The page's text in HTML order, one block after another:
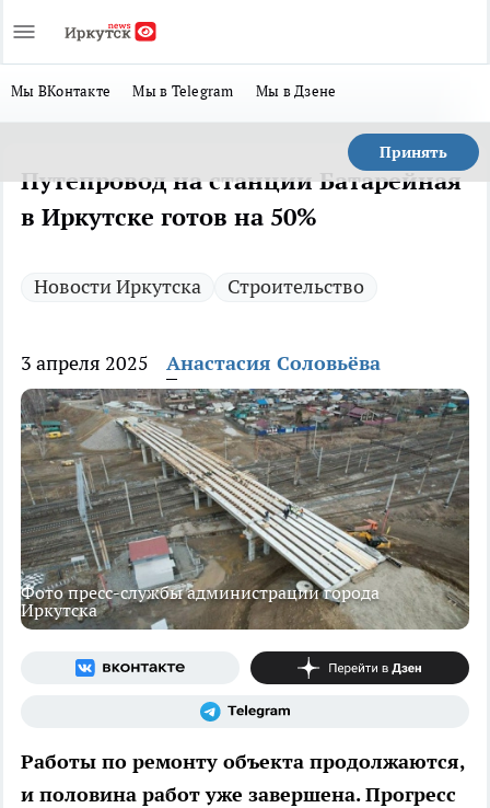
Мы ВКонтакте Мы в Telegram Мы в Дзене
Принять
Путепровод на станции Батарейная
в Иркутске готов на 50%
Новости Иркутска Строительство
3 апреля 2025 Анастасия Соловьёва
Фото пресс-службы администрации города
Иркутска
Работы по ремонту объекта продолжаются,
и половина работ уже завершена. Прогресс